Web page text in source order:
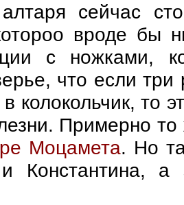
сейчас
вроде бы
с ножками,
что если три
в колокольчик, то
Примерно
Моцамета. Но
Константина, а